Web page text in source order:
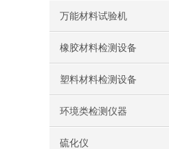
万能材料试验机
橡胶材料检测设备
塑料材料检测设备
环境类检测仪器
硫化仪